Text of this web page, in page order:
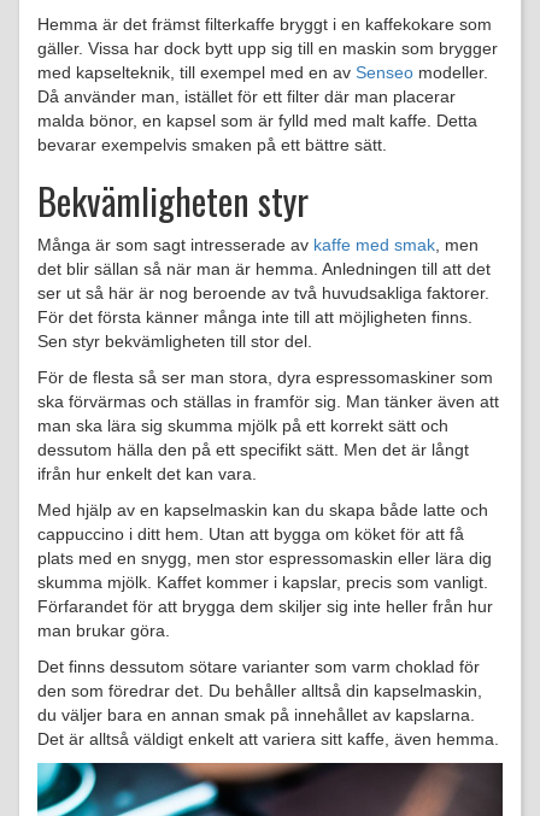
Hemma är det främst filterkaffe bryggt i en kaffekokare som
gäller. Vissa har dock bytt upp sig till en maskin som brygger
med kapselteknik, till exempel med en av Senseo modeller.
Då använder man, istället för ett filter där man placerar
malda bönor, en kapsel som är fylld med malt kaffe. Detta
bevarar exempelvis smaken på ett bättre sätt.
Bekvämligheten styr
Många är som sagt intresserade av kaffe med smak, men
det blir sällan så när man är hemma. Anledningen till att det
ser ut så här är nog beroende av två huvudsakliga faktorer.
För det första känner många inte till att möjligheten finns.
Sen styr bekvämligheten till stor del.
För de flesta så ser man stora, dyra espressomaskiner som
ska förvärmas och ställas in framför sig. Man tänker även att
man ska lära sig skumma mjölk på ett korrekt sätt och
dessutom hälla den på ett specifikt sätt. Men det är långt
ifrån hur enkelt det kan vara.
Med hjälp av en kapselmaskin kan du skapa både latte och
cappuccino i ditt hem. Utan att bygga om köket för att få
plats med en snygg, men stor espressomaskin eller lära dig
skumma mjölk. Kaffet kommer i kapslar, precis som vanligt.
Förfarandet för att brygga dem skiljer sig inte heller från hur
man brukar göra.
Det finns dessutom sötare varianter som varm choklad för
den som föredrar det. Du behåller alltså din kapselmaskin,
du väljer bara en annan smak på innehållet av kapslarna.
Det är alltså väldigt enkelt att variera sitt kaffe, även hemma.